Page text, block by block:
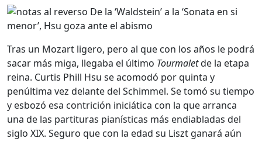
Tras un Mozart ligero, pero al que con los años le podrá
sacar más miga, llegaba el último Tourmaletde la etapa
reina. Curtis Phill Hsu se acomodó por quinta y
penúltima vez delante del Schimmel. Se tomó su tiempo
y esbozó esa contrición iniciática con la que arranca
una de las partituras pianísticas más endiabladas del
siglo XIX. Seguro que con la edad su Liszt ganará aún